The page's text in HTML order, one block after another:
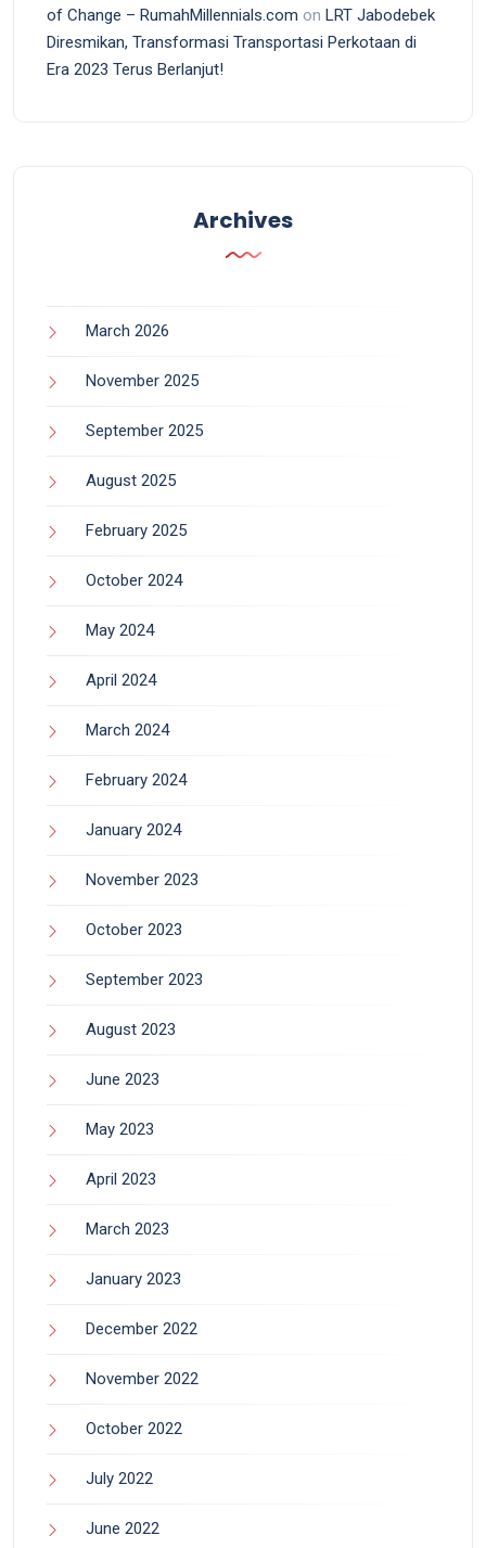
of Change – RumahMillennials.com on LRT Jabodebek
Diresmikan, Transformasi Transportasi Perkotaan di
Era 2023 Terus Berlanjut!
Archives
March 2026
November 2025
September 2025
August 2025
February 2025
October 2024
May 2024
April 2024
March 2024
February 2024
January 2024
November 2023
October 2023
September 2023
August 2023
June 2023
May 2023
April 2023
March 2023
January 2023
December 2022
November 2022
October 2022
July 2022
June 2022